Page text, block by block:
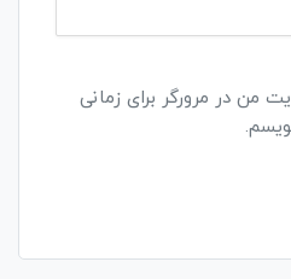
من در مرورگر برای زمانی